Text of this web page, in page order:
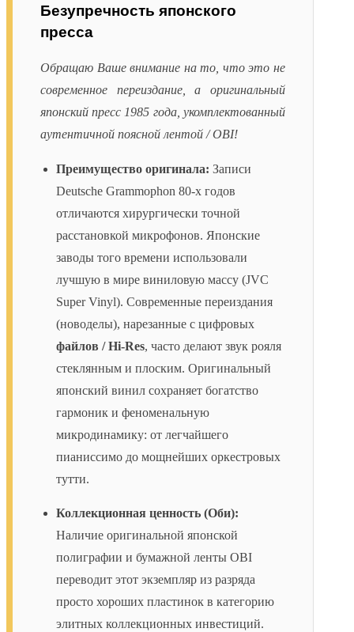
Безупречность японского
пресса
Обращаю Ваше внимание на то, что это не
современное переиздание, а оригинальный
японский пресс 1985 года, укомплектованный
аутентичной поясной лентой / OBI!
Преимущество оригинала: Записи
Deutsche Grammophon 80-х годов
отличаются хирургически точной
расстановкой микрофонов. Японские
заводы того времени использовали
лучшую в мире виниловую массу (JVC
Super Vinyl). Современные переиздания
(новоделы), нарезанные с цифровых
файлов / Hi-Res, часто делают звук рояля
стеклянным и плоским. Оригинальный
японский винил сохраняет богатство
гармоник и феноменальную
микродинамику: от легчайшего
пианиссимо до мощнейших оркестровых
тутти.
Коллекционная ценность (Оби):
Наличие оригинальной японской
полиграфии и бумажной ленты OBI
переводит этот экземпляр из разряда
просто хороших пластинок в категорию
элитных коллекционных инвестиций.